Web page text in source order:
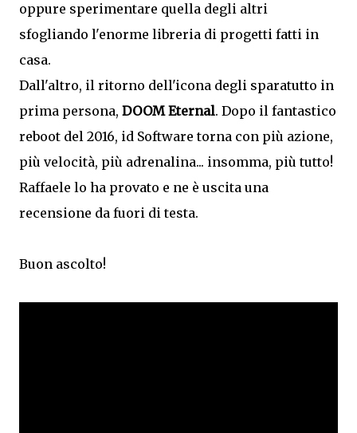
oppure sperimentare quella degli altri
sfogliando l'enorme libreria di progetti fatti in
casa.
Dall'altro, il ritorno dell'icona degli sparatutto in
prima persona, DOOM Eternal. Dopo il fantastico
reboot del 2016, id Software torna con più azione,
più velocità, più adrenalina... insomma, più tutto!
Raffaele lo ha provato e ne è uscita una
recensione da fuori di testa.
Buon ascolto!